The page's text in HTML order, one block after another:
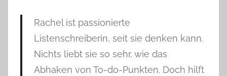
Rachel ist passionierte
Listenschreiberin, seit sie denken kann.
Nichts liebt sie so sehr, wie das
Abhaken von To-do-Punkten. Doch hilft